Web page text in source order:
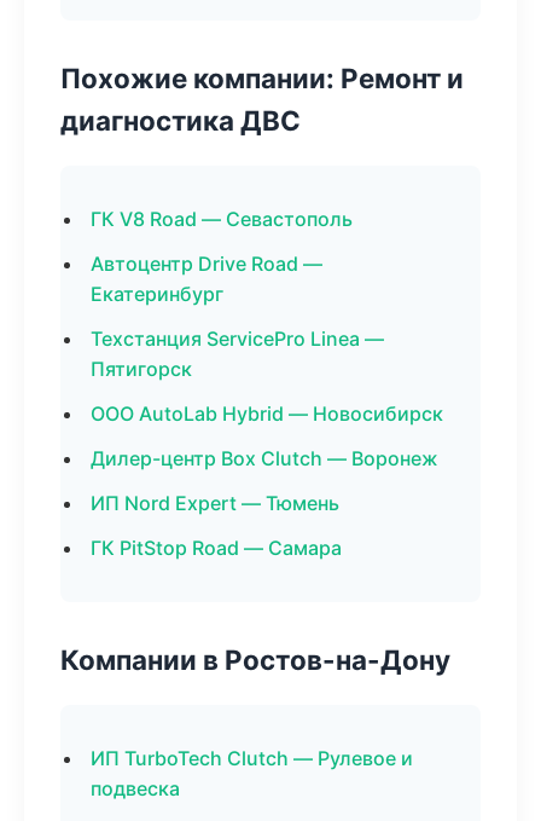
Похожие компании: Ремонт и
диагностика ДВС
ГК V8 Road — Севастополь
Автоцентр Drive Road —
Екатеринбург
Техстанция ServicePro Linea —
Пятигорск
ООО AutoLab Hybrid — Новосибирск
Дилер-центр Box Clutch — Воронеж
ИП Nord Expert — Тюмень
ГК PitStop Road — Самара
Компании в Ростов-на-Дону
ИП TurboTech Clutch — Рулевое и
подвеска